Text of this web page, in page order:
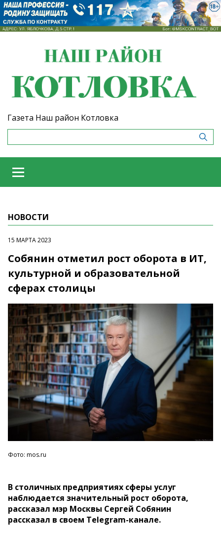
Газета Наш район Котловка
НОВОСТИ
15 МАРТА 2023
Собянин отметил рост оборота в ИТ,
культурной и образовательной
сферах столицы
Фото: mos.ru
В столичных предприятиях сферы услуг
наблюдается значительный рост оборота,
рассказал мэр Москвы Сергей Собянин
рассказал в своем Telegram-канале.